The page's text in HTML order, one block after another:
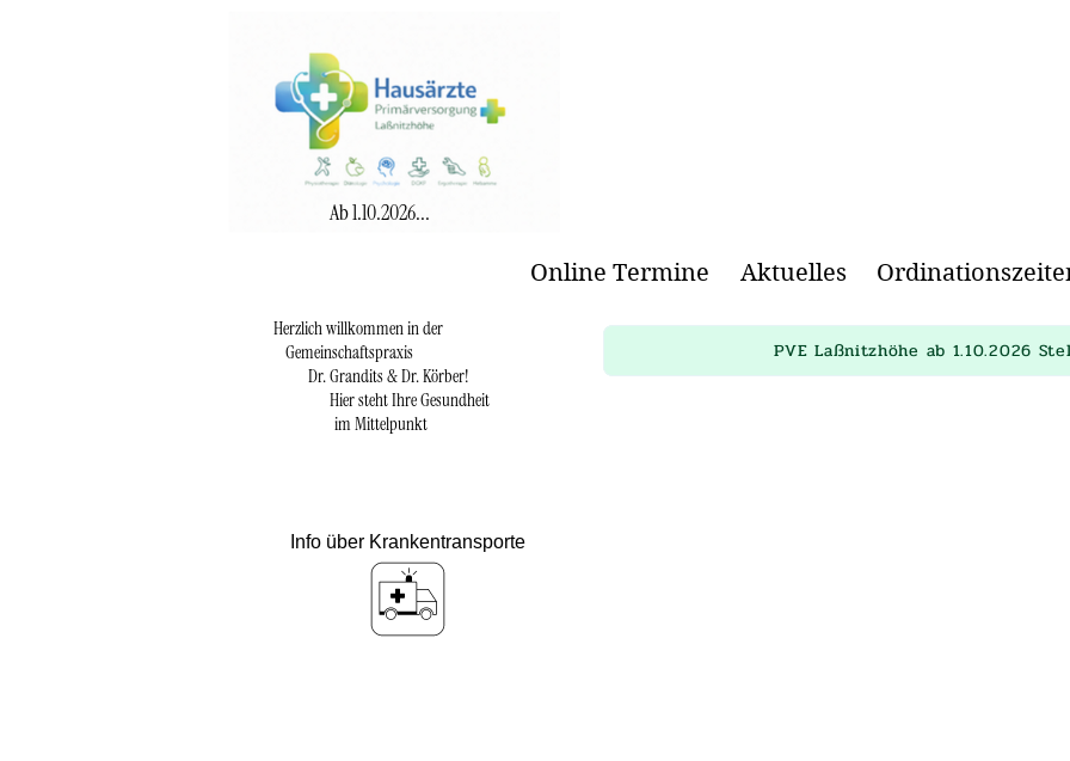
Ab 1.10.2026...
Online Termine Aktuelles
Herzlich willkommen in der
Gemeinschaftspraxis
Dr. Grandits & Dr. Körber!
Hier steht Ihre Gesundheit
im Mittelpunkt
PVE Laßnitzhöhe ab 1.10.2026
Info über Krankentransporte